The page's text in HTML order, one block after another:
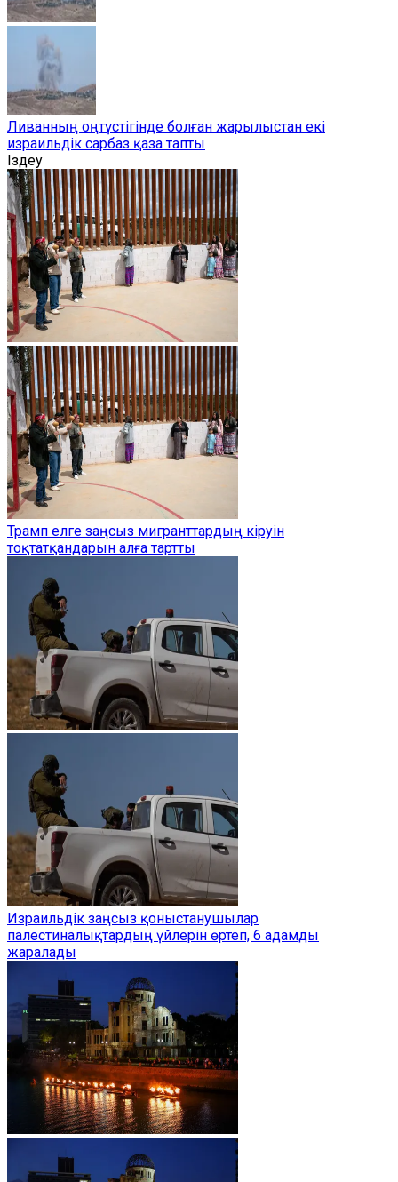
Ливанның оңтүстігінде болған жарылыстан екі
израильдік сарбаз қаза тапты
Іздеу
Трамп елге заңсыз мигранттардың кіруін
тоқтатқандарын алға тартты
Израильдік заңсыз қоныстанушылар
палестиналықтардың үйлерін өртеп, 6 адамды
жаралады